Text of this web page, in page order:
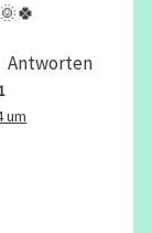
Antworten
um